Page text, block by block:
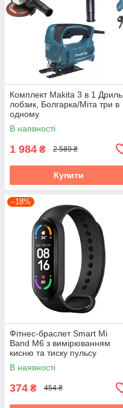
Комплект Makita 3 в 1 Дриль,
лобзик, Болгарка/Міта три в
одному
В наявності
1 984 ₴ 2 589 ₴
Купити
–18%
Фітнес-браслет Smart Mi
Band M6 з вимірюванням
кисню та тиску пульсу
В наявності
374 ₴ 454 ₴